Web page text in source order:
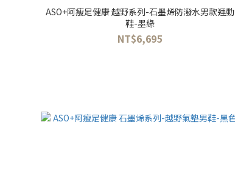
ASO+阿瘦足健康 越野系列-石墨烯防潑水男款運動
鞋-墨綠
NT$6,695